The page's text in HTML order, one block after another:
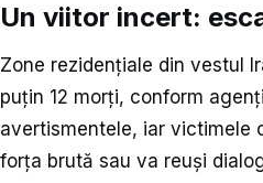
Un viitor incert:
Zone rezidențiale din vestul
puțin 12 morți, conform
avertismentele, iar victimele
forța brută sau va reuși